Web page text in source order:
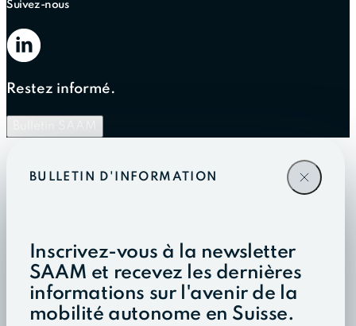
Suivez-nous
Restez informé.
BULLETIN D'INFORMATION
Inscrivez-vous à la newsletter
SAAM et recevez les dernières
informations sur l'avenir de la
mobilité autonome en Suisse.